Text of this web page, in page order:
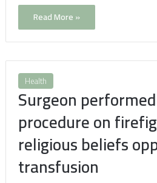
Read More »
Health
Surgeon
procedure on
religious beliefs
transfusion